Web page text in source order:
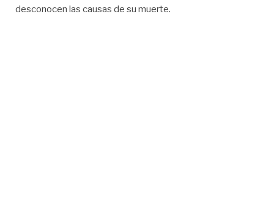
desconocen las causas de su muerte.